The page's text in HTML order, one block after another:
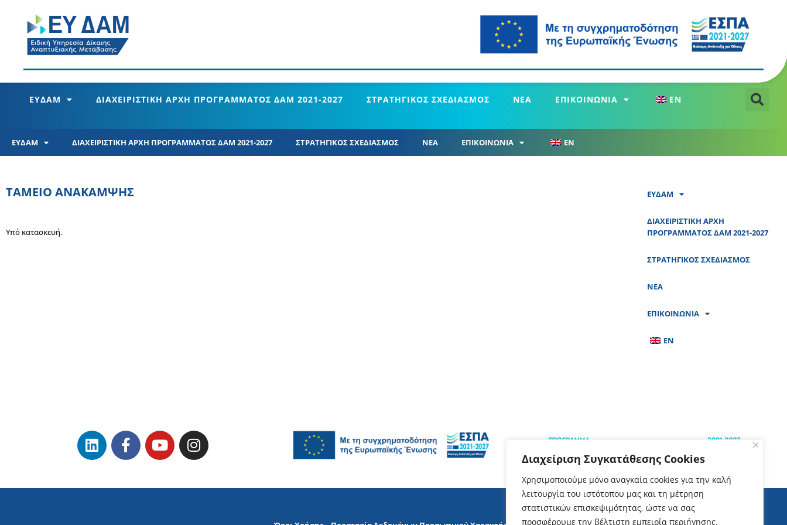
Διαχείριση Συγκατάθεσης Cookies
Χρησιμοποιούμε μόνο αναγκαία cookies για την καλή
λειτουργία του ιστότοπου μας και τη μέτρηση
στατιστικών επισκεψιμότητας, ώστε να σας
προσφέρουμε την βέλτιστη εμπειρία περιήγησης.
ΕΥΔΑΜ ΔΙΑΧΕΙΡΙΣΤΙΚΗ ΑΡΧΗ ΠΡΟΓΡΑΜΜΑΤΟΣ ΔΑΜ 2021-2027 ΣΤΡΑΤΗΓΙΚΟΣ ΣΧΕΔΙΑΣΜΟΣ ΝΕΑ ΕΠΙΚΟΙΝΩΝΙΑ EN
ΕΥΔΑΜ ΔΙΑΧΕΙΡΙΣΤΙΚΗ ΑΡΧΗ ΠΡΟΓΡΑΜΜΑΤΟΣ ΔΑΜ 2021-2027 ΣΤΡΑΤΗΓΙΚΟΣ ΣΧΕΔΙΑΣΜΟΣ ΝΕΑ ΕΠΙΚΟΙΝΩΝΙΑ EN
ΤΑΜΕΙΟ ΑΝΑΚΑΜΨΗΣ
Υπό κατασκευή.
ΕΥΔΑΜ
ΔΙΑΧΕΙΡΙΣΤΙΚΗ ΑΡΧΗ
ΠΡΟΓΡΑΜΜΑΤΟΣ ΔΑΜ 2021-2027
ΣΤΡΑΤΗΓΙΚΟΣ ΣΧΕΔΙΑΣΜΟΣ
ΝΕΑ
ΕΠΙΚΟΙΝΩΝΙΑ
EN